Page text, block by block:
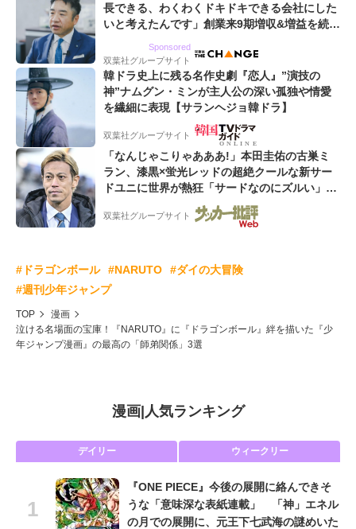
長できる、わくわくドキドキできる会社にした
いと考えたんです」創業来9期増収&増益を続け
Sponsored
双葉社グループサイト
韓ドラ史上に残る名作史劇『恋人』”演技の
神”ナムグン・ミンが主人公の深い孤独や情愛
を繊細に表現【サランヘジョ韓ドラ】
双葉社グループサイト
「なんじゃこりゃあああ!」本田圭佑の古巣ミ
ラン、漆黒×蛍光レッドの超絶クールな新サー
ドユニに世界が熱狂「サードなのにズルい」
「こりゃかっけえわ」
双葉社グループサイト
#ドラゴンボール #NARUTO
#ダイの大冒険
#週刊少年ジャンプ
TOP
漫画
泣ける名場面の宝庫！『NARUTO』に『ドラゴンボール』絆を描いた『少
年ジャンプ漫画』の最高の「師弟関係」3選
漫画| 人気ランキング
デイリー ウィークリー
『ONE PIECE』今後の展開に絡んできそ
うな「意味深な表紙連載」 「神」エネル
の月での展開に、元王下七武海の謎めいた